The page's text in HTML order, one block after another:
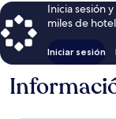
Inicia sesión
miles de
Iniciar sesión